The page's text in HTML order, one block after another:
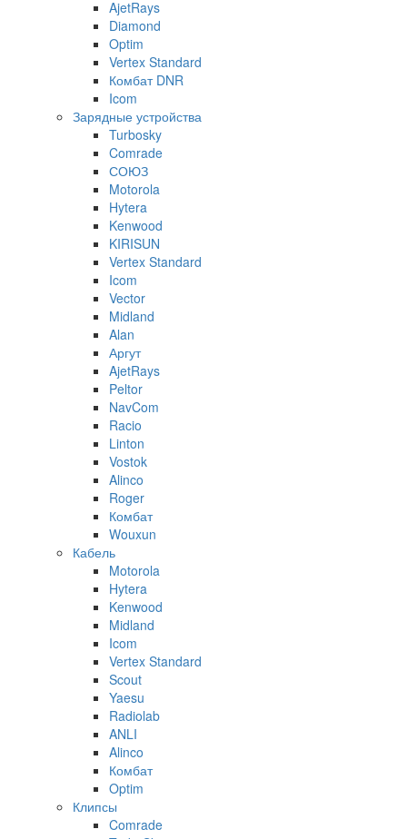
AjetRays
Diamond
Optim
Vertex Standard
Комбат DNR
Icom
Зарядные устройства
Turbosky
Comrade
СОЮЗ
Motorola
Hytera
Kenwood
KIRISUN
Vertex Standard
Icom
Vector
Midland
Alan
Аргут
AjetRays
Peltor
NavCom
Racio
Linton
Vostok
Alinco
Roger
Комбат
Wouxun
Кабель
Motorola
Hytera
Kenwood
Midland
Icom
Vertex Standard
Scout
Yaesu
Radiolab
ANLI
Alinco
Комбат
Optim
Клипсы
Comrade